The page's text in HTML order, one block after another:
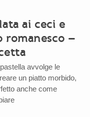
ai ceci e
romanesco –
avvolge le
un piatto morbido,
anche come